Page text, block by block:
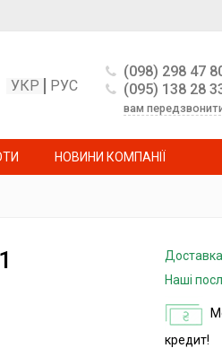
РУС
УКР
(098) 298 47
(095) 138 28
вам
НОВИНИ КОМПАНІЇ
Наші
кредит!